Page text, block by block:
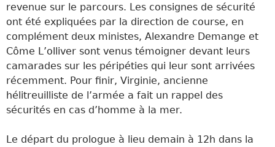
revenue sur le parcours. Les consignes de sécurité
ont été expliquées par la direction de course, en
complément deux ministes, Alexandre Demange et
Côme L’olliver sont venus témoigner devant leurs
camarades sur les péripéties qui leur sont arrivées
récemment. Pour finir, Virginie, ancienne
hélitreuilliste de l’armée a fait un rappel des
sécurités en cas d’homme à la mer.
Le départ du prologue à lieu demain à 12h dans la